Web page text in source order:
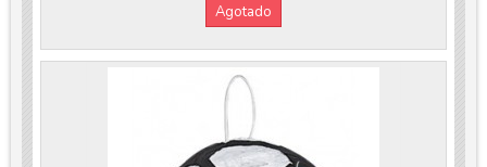
Agotado